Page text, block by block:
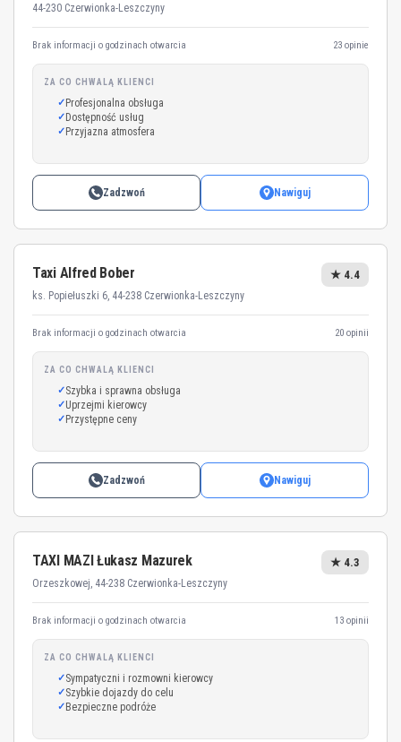
44-230 Czerwionka-Leszczyny
Brak informacji o godzinach otwarcia 23 opinie
ZA CO CHWALĄ KLIENCI
Profesjonalna obsługa
Dostępność usług
Przyjazna atmosfera
Zadzwoń Nawiguj
Taxi Alfred Bober
ks. Popiełuszki 6, 44-238 Czerwionka-Leszczyny
★ 4.4
Brak informacji o godzinach otwarcia 20 opinii
ZA CO CHWALĄ KLIENCI
Szybka i sprawna obsługa
Uprzejmi kierowcy
Przystępne ceny
Zadzwoń Nawiguj
TAXI MAZI Łukasz Mazurek
Orzeszkowej, 44-238 Czerwionka-Leszczyny
★ 4.3
Brak informacji o godzinach otwarcia 13 opinii
ZA CO CHWALĄ KLIENCI
Sympatyczni i rozmowni kierowcy
Szybkie dojazdy do celu
Bezpieczne podróże